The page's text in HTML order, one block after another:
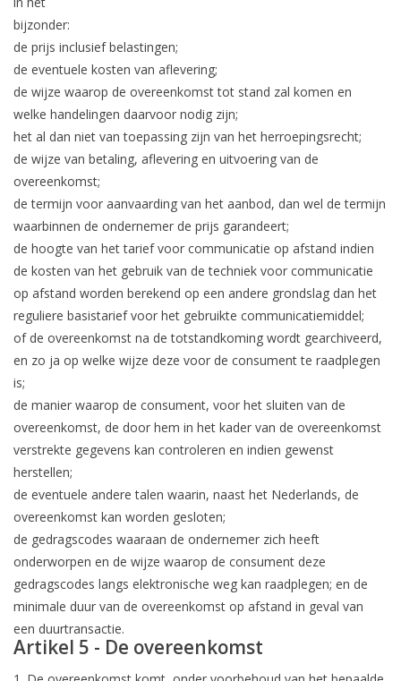
bijzonder:
de prijs inclusief belastingen;
de eventuele kosten van aflevering;
de wijze waarop de overeenkomst tot stand zal komen en
welke handelingen daarvoor nodig zijn;
het al dan niet van toepassing zijn van het herroepingsrecht;
de wijze van betaling, aflevering en uitvoering van de
overeenkomst;
de termijn voor aanvaarding van het aanbod, dan wel de termijn
waarbinnen de ondernemer de prijs garandeert;
de hoogte van het tarief voor communicatie op afstand indien
de kosten van het gebruik van de techniek voor communicatie
op afstand worden berekend op een andere grondslag dan het
reguliere basistarief voor het gebruikte communicatiemiddel;
of de overeenkomst na de totstandkoming wordt gearchiveerd,
en zo ja op welke wijze deze voor de consument te raadplegen
is;
de manier waarop de consument, voor het sluiten van de
overeenkomst, de door hem in het kader van de overeenkomst
verstrekte gegevens kan controleren en indien gewenst
herstellen;
de eventuele andere talen waarin, naast het Nederlands, de
overeenkomst kan worden gesloten;
de gedragscodes waaraan de ondernemer zich heeft
onderworpen en de wijze waarop de consument deze
gedragscodes langs elektronische weg kan raadplegen; en de
minimale duur van de overeenkomst op afstand in geval van
een duurtransactie.
Artikel 5 - De overeenkomst